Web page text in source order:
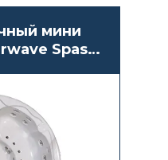
мини
Spas